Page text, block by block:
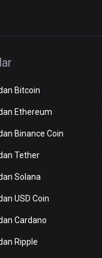
Bitcoin
Ethereum
Binance Coin
Tether
Solana
USD Coin
Cardano
Ripple